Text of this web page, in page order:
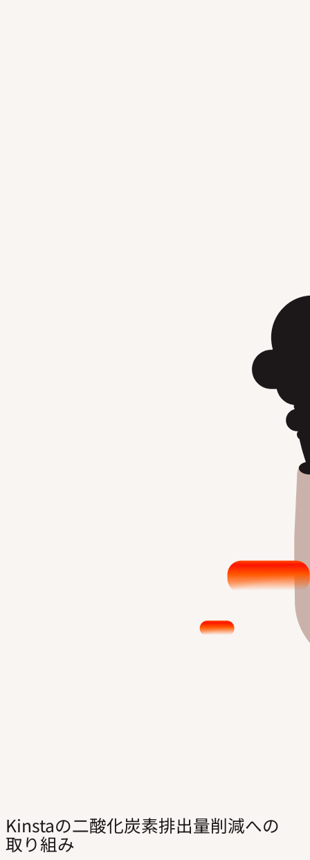
Kinstaの二酸化炭素排出量削減への
取り組み